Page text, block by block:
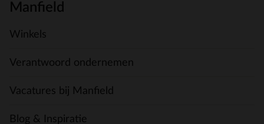
Manfield
Winkels
Verantwoord ondernemen
Vacatures bij Manfield
Blog & Inspiratie